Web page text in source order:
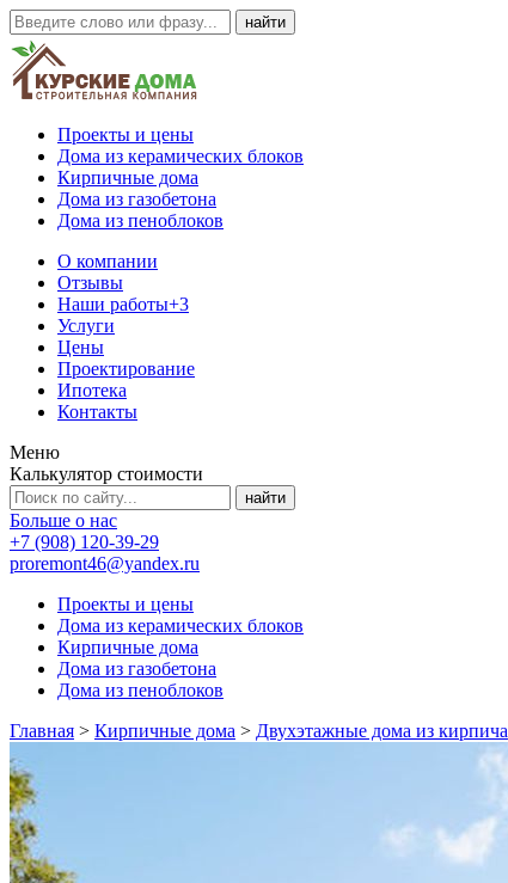
Проекты и цены
Дома из керамических блоков
Кирпичные дома
Дома из газобетона
Дома из пеноблоков
О компании
Отзывы
Наши работы+3
Услуги
Цены
Проектирование
Ипотека
Контакты
Меню
Калькулятор стоимости
Больше о нас
+7 (908) 120-39-29
proremont46@yandex.ru
Проекты и цены
Дома из керамических блоков
Кирпичные дома
Дома из газобетона
Дома из пеноблоков
Главная > Кирпичные дома > Двухэтажные дома из кирпича